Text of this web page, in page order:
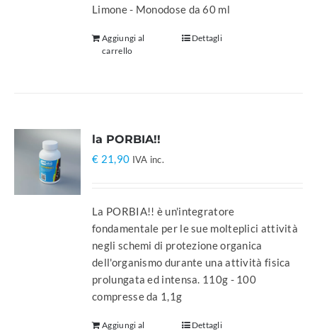
Limone - Monodose da 60 ml
Aggiungi al
carrello
Dettagli
la PORBIA!!
€ 21,90 IVA inc.
La PORBIA!! è un'integratore
fondamentale per le sue molteplici attività
negli schemi di protezione organica
dell'organismo durante una attività fisica
prolungata ed intensa. 110g - 100
compresse da 1,1g
Aggiungi al Dettagli